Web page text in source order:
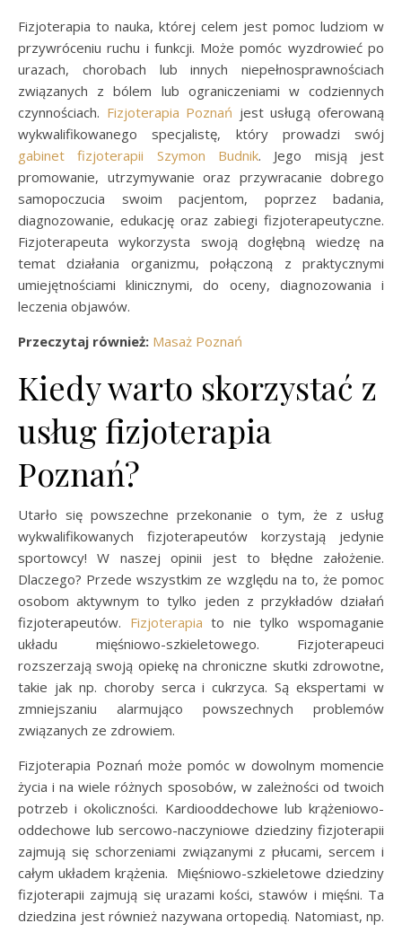
Fizjoterapia to nauka, której celem jest pomoc ludziom w
przywróceniu ruchu i funkcji. Może pomóc wyzdrowieć po
urazach, chorobach lub innych niepełnosprawnościach
związanych z bólem lub ograniczeniami w codziennych
czynnościach. Fizjoterapia Poznań jest usługą oferowaną
wykwalifikowanego specjalistę, który prowadzi swój
gabinet fizjoterapii Szymon Budnik. Jego misją jest
promowanie, utrzymywanie oraz przywracanie dobrego
samopoczucia swoim pacjentom, poprzez badania,
diagnozowanie, edukację oraz zabiegi fizjoterapeutyczne.
Fizjoterapeuta wykorzysta swoją dogłębną wiedzę na
temat działania organizmu, połączoną z praktycznymi
umiejętnościami klinicznymi, do oceny, diagnozowania i
leczenia objawów.
Przeczytaj również: Masaż Poznań
Kiedy warto skorzystać z
usług fizjoterapia
Poznań?
Utarło się powszechne przekonanie o tym, że z usług
wykwalifikowanych fizjoterapeutów korzystają jedynie
sportowcy! W naszej opinii jest to błędne założenie.
Dlaczego? Przede wszystkim ze względu na to, że pomoc
osobom aktywnym to tylko jeden z przykładów działań
fizjoterapeutów. Fizjoterapia to nie tylko wspomaganie
układu mięśniowo-szkieletowego. Fizjoterapeuci
rozszerzają swoją opiekę na chroniczne skutki zdrowotne,
takie jak np. choroby serca i cukrzyca. Są ekspertami w
zmniejszaniu alarmująco powszechnych problemów
związanych ze zdrowiem.
Fizjoterapia Poznań może pomóc w dowolnym momencie
życia i na wiele różnych sposobów, w zależności od twoich
potrzeb i okoliczności. Kardiooddechowe lub krążeniowo-
oddechowe lub sercowo-naczyniowe dziedziny fizjoterapii
zajmują się schorzeniami związanymi z płucami, sercem i
całym układem krążenia. Mięśniowo-szkieletowe dziedziny
fizjoterapii zajmują się urazami kości, stawów i mięśni. Ta
dziedzina jest również nazywana ortopedią. Natomiast, np.